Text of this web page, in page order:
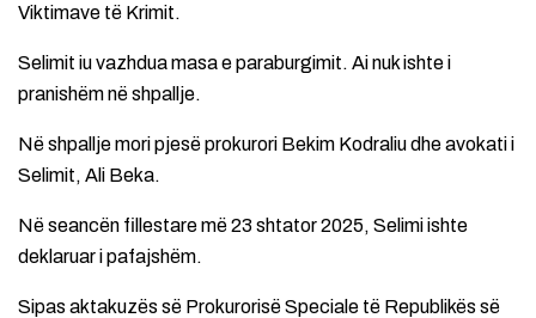
Viktimave të Krimit.
Selimit iu vazhdua masa e paraburgimit. Ai nuk ishte i
pranishëm në shpallje.
Në shpallje mori pjesë prokurori Bekim Kodraliu dhe avokati i
Selimit, Ali Beka.
Në seancën fillestare më 23 shtator 2025, Selimi ishte
deklaruar i pafajshëm.
Sipas aktakuzës së Prokurorisë Speciale të Republikës së